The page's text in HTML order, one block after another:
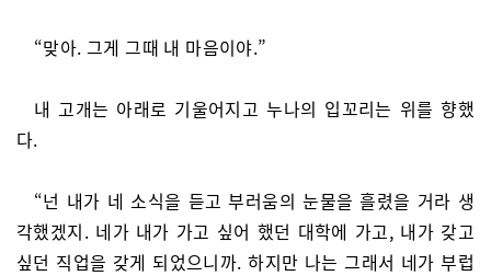
“맞아. 그게 그때 내 마음이야.”
내 고개는 아래로 기울어지고 누나의 입꼬리는 위를 향했
다.
“넌 내가 네 소식을 듣고 부러움의 눈물을 흘렸을 거라 생
각했겠지. 네가 내가 가고 싶어 했던 대학에 가고, 내가 갖고
싶던 직업을 갖게 되었으니까. 하지만 나는 그래서 네가 부럽